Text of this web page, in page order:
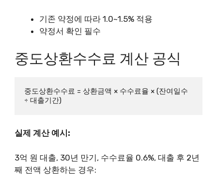
기존 약정에 따라 1.0~1.5% 적용
약정서 확인 필수
중도상환수수료 계산 공식
중도상환수수료 = 상환금액 × 수수료율 × (잔여일수
실제 계산 예시:
3억 원 대출, 30년 만기, 수수료율 0.6%, 대출 후 2년
째 전액 상환하는 경우: